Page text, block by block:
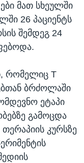
მათ სხეულში
26 პაციენტს
შემდეგ 24
რომელიც T
ბრძოლაში
ეტაპი
გამოცდა
კურსზე